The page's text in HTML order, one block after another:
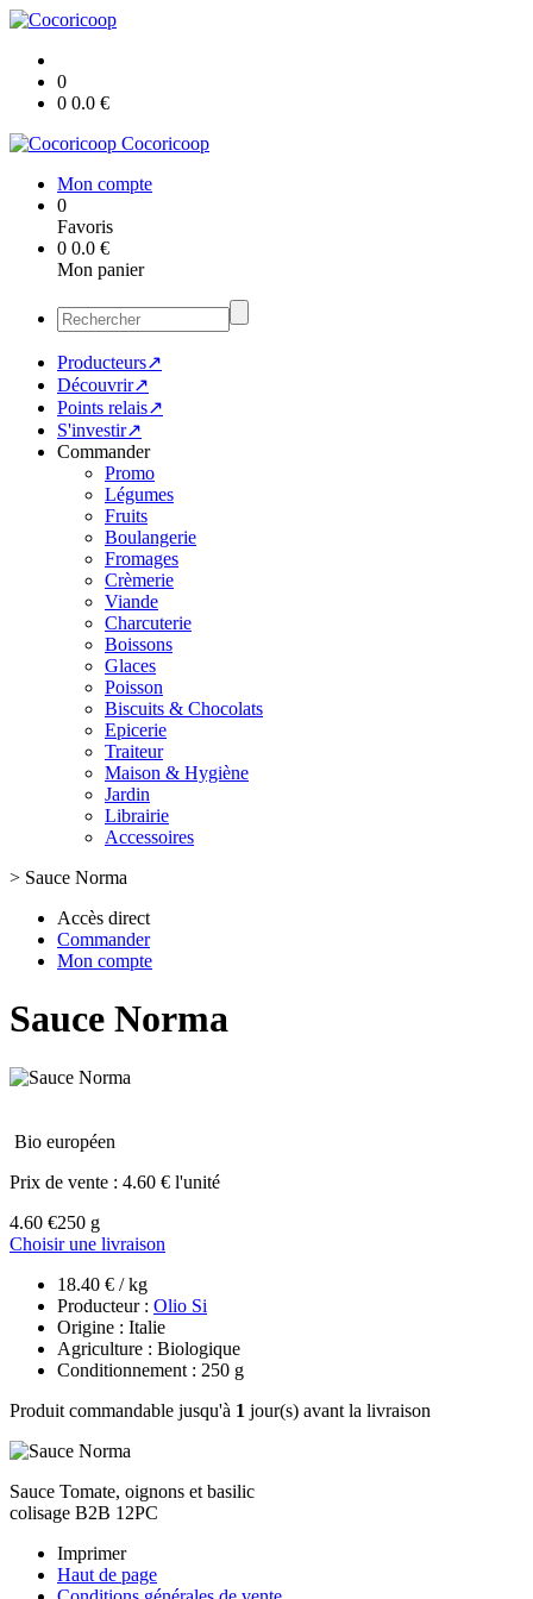
0
0 0.0 €
Cocoricoop
Mon compte
0
Favoris
0 0.0 €
Mon panier
Producteurs↗
Découvrir↗
Points relais↗
S'investir↗
Commander
Promo
Légumes
Fruits
Boulangerie
Fromages
Crèmerie
Viande
Charcuterie
Boissons
Glaces
Poisson
Biscuits & Chocolats
Epicerie
Traiteur
Maison & Hygiène
Jardin
Librairie
Accessoires
> Sauce Norma
Accès direct
Commander
Mon compte
Sauce Norma
Bio européen
Prix de vente : 4.60 € l'unité
4.60 €250 g
Choisir une livraison
18.40 € / kg
Producteur : Olio Si
Origine : Italie
Agriculture : Biologique
Conditionnement : 250 g
Produit commandable jusqu'à 1 jour(s) avant la livraison
Sauce Tomate, oignons et basilic
colisage B2B 12PC
Imprimer
Haut de page